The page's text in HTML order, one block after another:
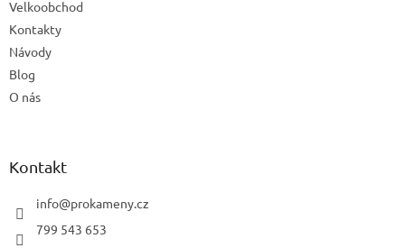
Velkoobchod
Kontakty
Návody
Blog
O nás
Kontakt
info@prokameny.cz
799 543 653